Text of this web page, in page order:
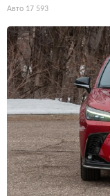
Авто 17 593